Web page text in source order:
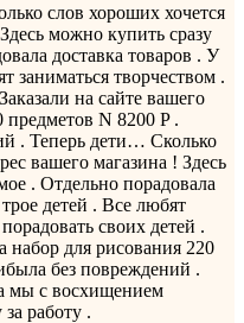
слов хороших хочется
можно купить сразу
доставка товаров . У
заниматься творчеством .
на сайте вашего
предметов N 8200 P .
. Теперь дети… Сколько
вашего магазина ! Здесь
. Отдельно порадовала
детей . Все любят
своих детей .
набор для рисования 220
без повреждений .
мы с восхищением
работу .